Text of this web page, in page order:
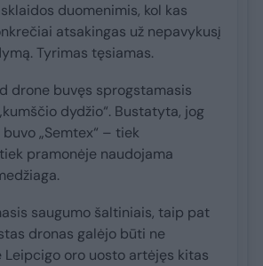
duomenimis, kol kas
atsakingas už nepavykusį
Tyrimas tęsiamas.
drone buvęs sprogstamasis
dydžio“. Bustatyta, jog
„Semtex“ – tiek
pramonėje naudojama
saugumo šaltiniais, taip pat
dronas galėjo būti ne
Leipcigo oro uosto artėjęs kitas